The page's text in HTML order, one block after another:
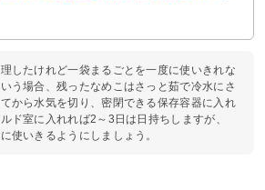
したけれど一袋まるごとを一度に使いきれな
う場合、残ったなめこはさっと茹で冷水にさ
てから水気を切り、密閉できる保存容器に入れ
ド室に入れれば2～3日は日持ちしますが、
使いきるようにしましょう。